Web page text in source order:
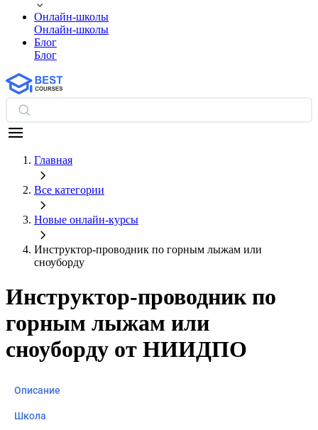
Онлайн-школы
Онлайн-школы
Блог
Блог
Главная
Все категории
Новые онлайн‑курсы
Инструктор-проводник по горным лыжам или
сноуборду
Инструктор-проводник по
горным лыжам или
сноуборду от НИИДПО
Описание
Школа